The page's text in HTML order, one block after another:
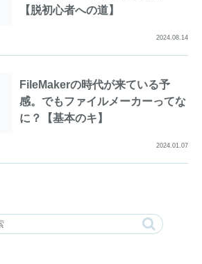
【脱初心者への道】
2024.08.14
FileMakerの時代が来ている予
感。でもファイルメーカーってな
に？【基本のキ】
2024.01.07